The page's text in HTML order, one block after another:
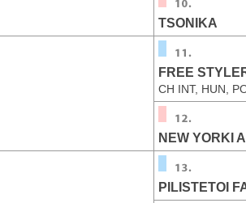
TSONIKA
FREE
CH INT, HUN,
NEW YORKI
PILISTETOI